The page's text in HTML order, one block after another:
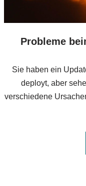
Probleme
Sie haben ein
deployt, aber
verschiedene